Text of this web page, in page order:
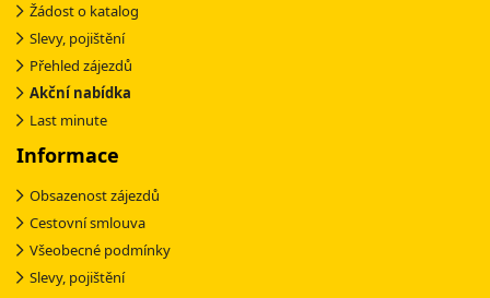
Žádost o katalog
Slevy, pojištění
Přehled zájezdů
Akční nabídka
Last minute
Informace
Obsazenost zájezdů
Cestovní smlouva
Všeobecné podmínky
Slevy, pojištění